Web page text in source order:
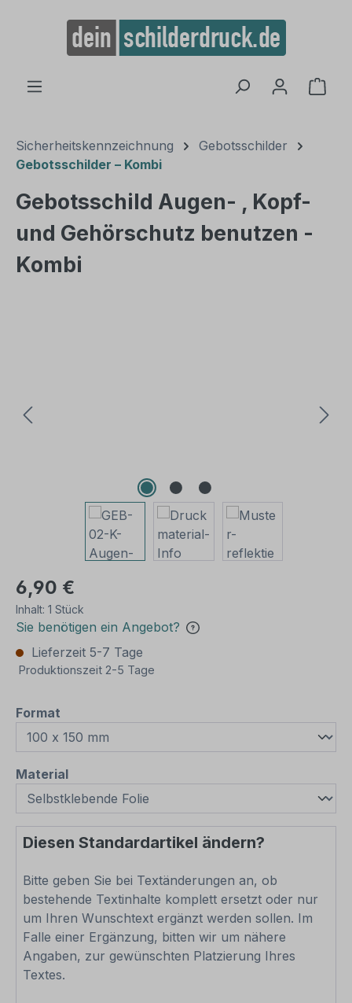
springen
Sicherheitskennzeichnung
Gebotsschilder
Gebotsschilder – Kombi
Gebotsschild Augen- , Kopf-
und Gehörschutz benutzen -
Kombi
6,90 €
Inhalt: 1 Stück
Sie benötigen ein Angebot?
Lieferzeit 5-7 Tage
Produktionszeit 2-5 Tage
Format
Materialauswählen
Diesen Standardartikel ändern?
Bitte geben Sie bei Textänderungen an, ob
bestehende Textinhalte komplett ersetzt oder nur
um Ihren Wunschtext ergänzt werden sollen. Im
Falle einer Ergänzung, bitten wir um nähere
Angaben, zur gewünschten Platzierung Ihres
Textes.